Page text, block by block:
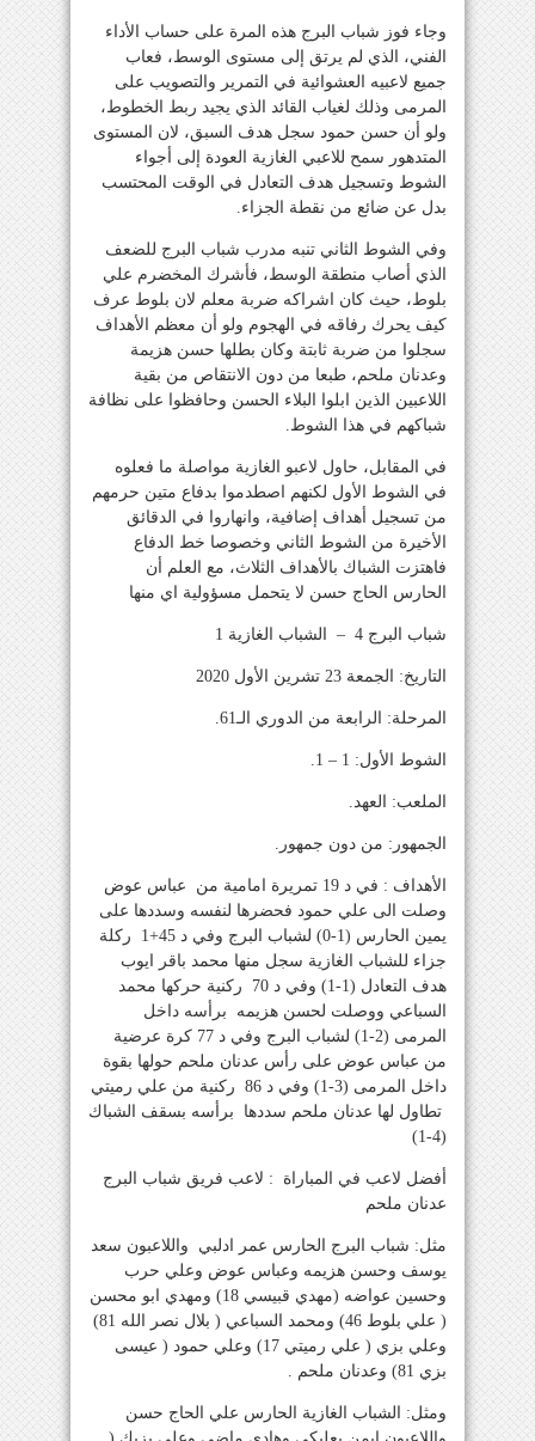
وجاء فوز شباب البرج هذه المرة على حساب الأداء
الفني، الذي لم يرتق إلى مستوى الوسط، فعاب
جميع لاعبيه العشوائية في التمرير والتصويب على
المرمى وذلك لغياب القائد الذي يجيد ربط الخطوط،
ولو أن حسن حمود سجل هدف السبق، لان المستوى
المتدهور سمح للاعبي الغازية العودة إلى أجواء
الشوط وتسجيل هدف التعادل في الوقت المحتسب
بدل عن ضائع من نقطة الجزاء.
وفي الشوط الثاني تنبه مدرب شباب البرج للضعف
الذي أصاب منطقة الوسط، فأشرك المخضرم علي
بلوط، حيث كان اشراكه ضربة معلم لان بلوط عرف
كيف يحرك رفاقه في الهجوم ولو أن معظم الأهداف
سجلوا من ضربة ثابتة وكان بطلها حسن هزيمة
وعدنان ملحم، طبعا من دون الانتقاص من بقية
اللاعبين الذين ابلوا البلاء الحسن وحافظوا على نظافة
شباكهم في هذا الشوط.
في المقابل، حاول لاعبو الغازية مواصلة ما فعلوه
في الشوط الأول لكنهم اصطدموا بدفاع متين حرمهم
من تسجيل أهداف إضافية، وانهاروا في الدقائق
الأخيرة من الشوط الثاني وخصوصا خط الدفاع
فاهتزت الشباك بالأهداف الثلاث، مع العلم أن
الحارس الحاج حسن لا يتحمل مسؤولية اي منها
شباب البرج 4 – الشباب الغازية 1
التاريخ: الجمعة 23 تشرين الأول 2020
المرحلة: الرابعة من الدوري الـ61.
الشوط الأول: 1 – 1.
الملعب: العهد.
الجمهور: من دون جمهور.
الأهداف : في د 19 تمريرة امامية من عباس عوض
وصلت الى علي حمود فحضرها لنفسه وسددها على
يمين الحارس (1-0) لشباب البرج وفي د 45+1 ركلة
جزاء للشباب الغازية سجل منها محمد باقر ايوب
هدف التعادل (1-1) وفي د 70 ركنية حركها محمد
السباعي ووصلت لحسن هزيمه برأسه داخل
المرمى (2-1) لشباب البرج وفي د 77 كرة عرضية
من عباس عوض على رأس عدنان ملحم حولها بقوة
داخل المرمى (3-1) وفي د 86 ركنية من علي رميتي
تطاول لها عدنان ملحم سددها برأسه بسقف الشباك
(4-1)
أفضل لاعب في المباراة : لاعب فريق شباب البرج
عدنان ملحم
مثل: شباب البرج الحارس عمر ادلبي واللاعبون سعد
يوسف وحسن هزيمه وعباس عوض وعلي حرب
وحسين عواضه (مهدي قبيسي 18) ومهدي ابو محسن
( علي بلوط 46) ومحمد السباعي ( بلال نصر الله 81)
وعلي بزي ( علي رميتي 17) وعلي حمود ( عيسى
بزي 81) وعدنان ملحم .
ومثل: الشباب الغازية الحارس علي الحاج حسن